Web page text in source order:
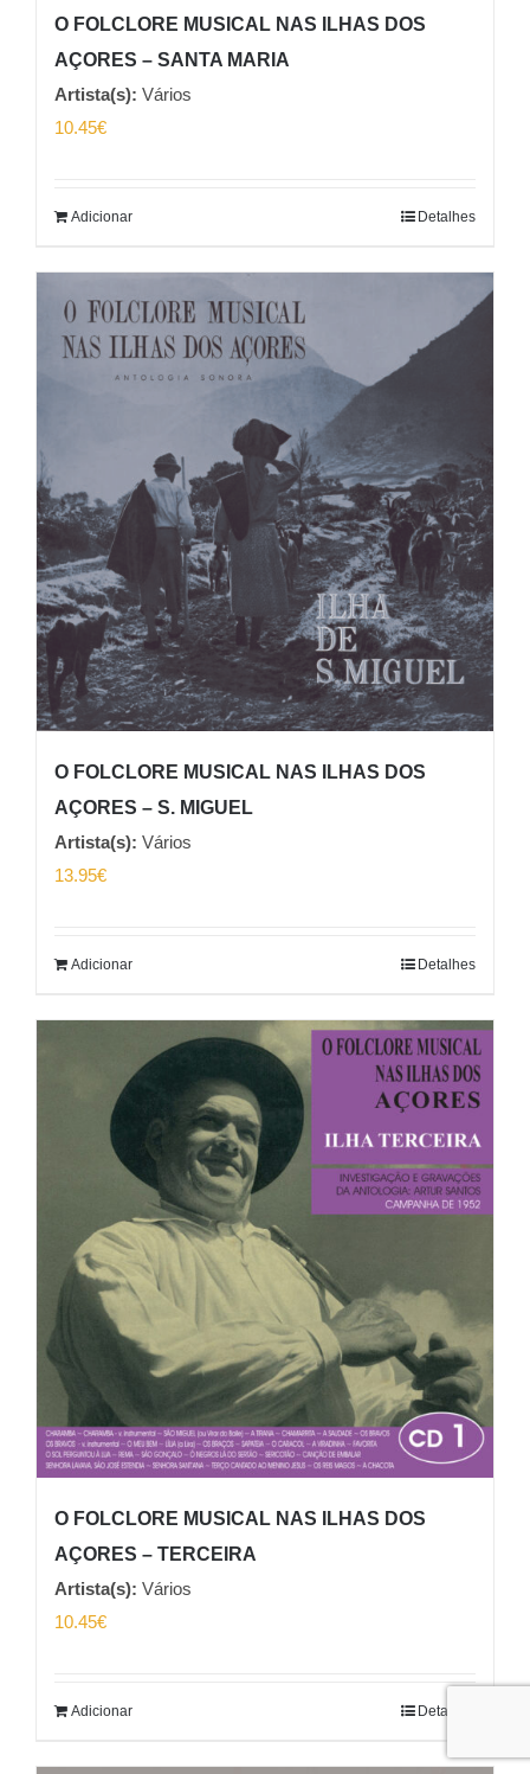
O FOLCLORE MUSICAL NAS ILHAS DOS
AÇORES – SANTA MARIA
Artista(s): Vários
10.45€
Adicionar Detalhes
O FOLCLORE MUSICAL NAS ILHAS DOS
AÇORES – S. MIGUEL
Artista(s): Vários
13.95€
Adicionar Detalhes
O FOLCLORE MUSICAL NAS ILHAS DOS
AÇORES – TERCEIRA
Artista(s): Vários
10.45€
Adicionar Detalhes